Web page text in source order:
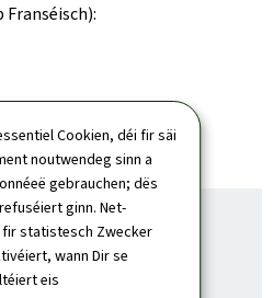
Cookien, déi fir säi
noutwendeg sinn a
gebrauchen; dës
ginn. Net-
statistesch Zwecker
wann Dir se
eis
Franséisch):